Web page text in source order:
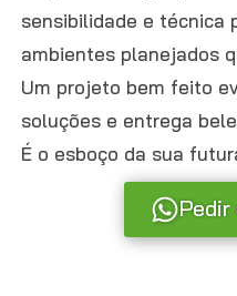
sensibilidade e técnica
ambientes planejados
Um projeto bem feito
soluções e entrega
É o esboço da sua